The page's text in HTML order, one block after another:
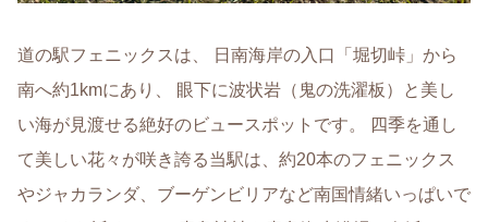
道の駅フェニックスは、 日南海岸の入口「堀切峠」から
南へ約1kmにあり、 眼下に波状岩（鬼の洗濯板）と美し
い海が見渡せる絶好のビュースポットです。 四季を通し
て美しい花々が咲き誇る当駅は、約20本のフェニックス
やジャカランダ、ブーゲンビリアなど南国情緒いっぱいで